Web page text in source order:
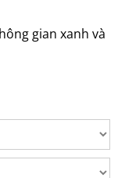
gian xanh và